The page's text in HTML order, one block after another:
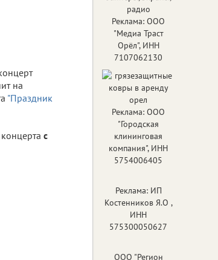
на
"Праздник
с
Реклама: ООО
"Медиа Траст
Орёл", ИНН
7107062130
Реклама: ООО
"Городская
клининговая
компания", ИНН
5754006405
Реклама: ИП
Костенников Я.О ,
ИНН
575300050627
ООО "Регион